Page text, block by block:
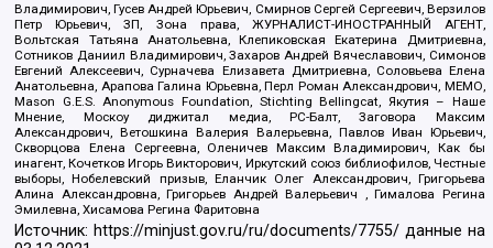
Владимирович, Гусев Андрей Юрьевич, Смирнов Сергей Сергеевич, Верзилов
Петр Юрьевич, ЗП, Зона права, ЖУРНАЛИСТ-ИНОСТРАННЫЙ АГЕНТ,
Вольтская Татьяна Анатольевна, Клепиковская Екатерина Дмитриевна,
Сотников Даниил Владимирович, Захаров Андрей Вячеславович, Симонов
Евгений Алексеевич, Сурначева Елизавета Дмитриевна, Соловьева Елена
Анатольевна, Арапова Галина Юрьевна, Перл Роман Александрович, МЕМО,
Mason G.E.S. Anonymous Foundation, Stichting Bellingcat, Якутия – Наше
Мнение, Москоу диджитал медиа, РС-Балт, Заговора Максим
Александрович, Ветошкина Валерия Валерьевна, Павлов Иван Юрьевич,
Скворцова Елена Сергеевна, Оленичев Максим Владимирович, Как бы
инагент, Кочетков Игорь Викторович, Иркутский союз библиофилов, Честные
выборы, Нобелевский призыв, Еланчик Олег Александрович, Григорьева
Алина Александровна, Григорьев Андрей Валерьевич , Гималова Регина
Эмилевна, Хисамова Регина Фаритовна
Источник: https://minjust.gov.ru/ru/documents/7755/ данные на